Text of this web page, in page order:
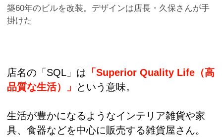
築60年のビルを改装。デザインは店長・久保さんが手
掛けた
店名の「SQL」は 「Superior Quality Life（高
品質な生活）」
という意味。
生活が豊かになるようなインテリア雑貨や家
具、食器などを中心に販売する雑貨屋さん。